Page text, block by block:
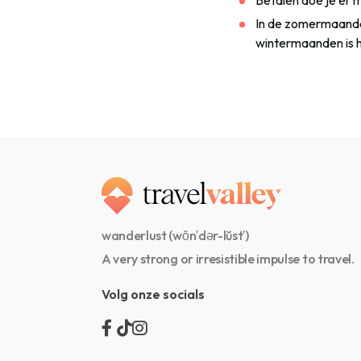
In de
wintermaanden is
wanderlust (wŏn′dər-lŭst′)
A very strong or irresistible impulse to travel.
Volg onze socials